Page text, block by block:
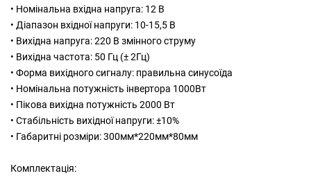
• Номінальна вхідна напруга: 12 В
• Діапазон вхідної напруги: 10-15,5 В
• Вихідна напруга: 220 В змінного струму
• Вихідна частота: 50 Гц (± 2Гц)
• Форма вихідного сигналу: правильна синусоїда
• Номінальна потужність інвертора 1000Вт
• Пікова вихідна потужність 2000 Вт
• Стабільність вихідної напруги: ±10%
• Габаритні розміри: 300мм*220мм*80мм
Комплектація: